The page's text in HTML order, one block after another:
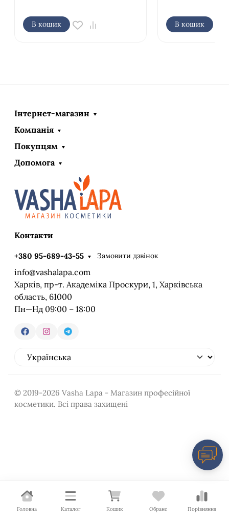
Головна Каталог Кошик Обране Порівняння
В кошик В кошик
Інтернет-магазин
Компанія
Покупцям
Допомога
Контакти
+380 95-689-43-55 Замовити дзвінок
info@vashalapa.com
Харків, пр-т. Академіка Проскури, 1, Харківська
область, 61000
Пн—Нд 09:00 – 18:00
© 2019-2026 Vasha Lapa - Магазин професійної
косметики. Всі права захищені